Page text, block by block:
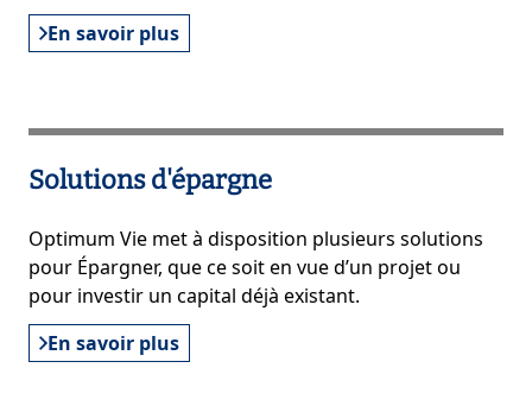
En savoir plus
Solutions d'épargne
Optimum Vie met à disposition plusieurs solutions
pour Épargner, que ce soit en vue d’un projet ou
pour investir un capital déjà existant.
En savoir plus